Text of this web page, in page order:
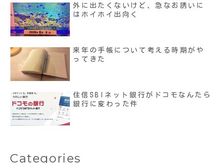
外に出たくないけど、急なお誘いに
はホイホイ出向く
来年の手帳について考える時期がや
ってきた
住信SBIネット銀行がドコモなんたら
銀行に変わった件
Categories